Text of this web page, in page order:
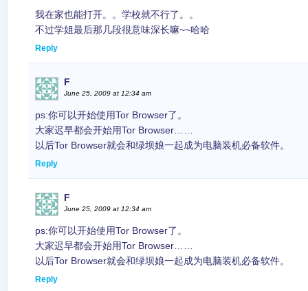
我在家也能打开。。学校就不行了。。
不过学姐最后那几段很意味深长嘛~~哈哈
Reply
F
June 25, 2009 at 12:34 am
ps:你可以开始使用Tor Browser了。
大家迟早都会开始用Tor Browser……
以后Tor Browser就会和绿坝娘一起成为电脑装机必备软件。
Reply
F
June 25, 2009 at 12:34 am
ps:你可以开始使用Tor Browser了。
大家迟早都会开始用Tor Browser……
以后Tor Browser就会和绿坝娘一起成为电脑装机必备软件。
Reply